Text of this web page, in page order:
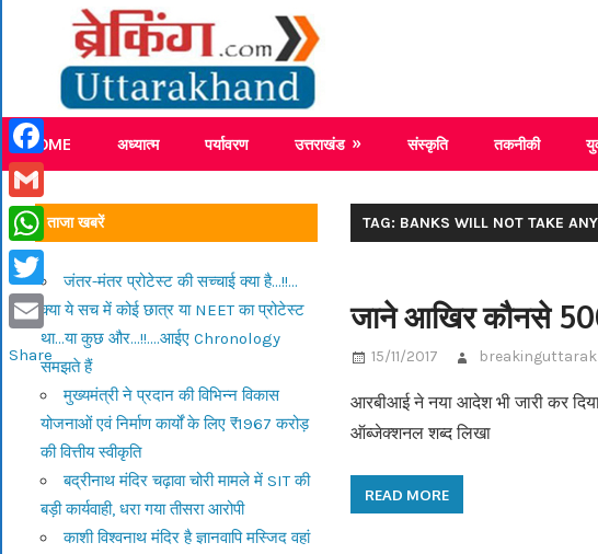
content
Breaking News Uttarakhand
HOME अध्यात्म पर्यावरण उत्तराखंड संस्कृति तकनीकी
TAG: BANKS WILL NOT TAKE
जाने आखिर कौनसे
15/11/2017
आरबीआई ने नया आदेश भी जारी कर
ऑब्जेक्शनल शब्द लिखा
READ MORE
ताजा खबरें
जंतर-मंतर प्रोटेस्ट की सच्चाई क्या है…!!…
क्या ये सच में कोई छात्र या NEET का प्रोटेस्ट
था…या कुछ और…!!….आईए Chronology
समझते हैं
मुख्यमंत्री ने प्रदान की विभिन्न विकास
योजनाओं एवं निर्माण कार्यों के लिए ₹1967 करोड़
की वित्तीय स्वीकृति
बद्रीनाथ मंदिर चढ़ावा चोरी मामले में SIT की
बड़ी कार्यवाही, धरा गया तीसरा आरोपी
काशी विश्वनाथ मंदिर है ज्ञानवापि मस्जिद वहां
Facebook
Gmail
WhatsApp
Twitter
Email
Share